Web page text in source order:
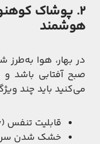
۲. پوشاک
هوشمند
در بهار، هوا
صبح آفتابی باشد و
می‌کنید باید چند
قابلیت تنفس (breathability)
خشک شدن